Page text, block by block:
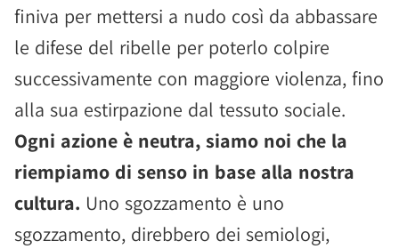
finiva per mettersi a nudo così da abbassare
le difese del ribelle per poterlo colpire
successivamente con maggiore violenza, fino
alla sua estirpazione dal tessuto sociale.
Ogni azione è neutra, siamo noi che la
riempiamo di senso in base alla nostra
cultura. Uno sgozzamento è uno
sgozzamento, direbbero dei semiologi,